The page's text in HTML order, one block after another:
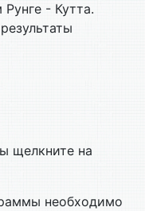
- Кутта.
щелкните на
необходимо